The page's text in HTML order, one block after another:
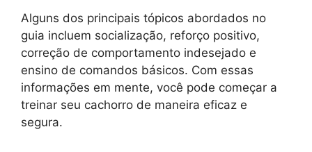
Alguns dos principais tópicos abordados no
guia incluem socialização, reforço positivo,
correção de comportamento indesejado e
ensino de comandos básicos. Com essas
informações em mente, você pode começar a
treinar seu cachorro de maneira eficaz e
segura.